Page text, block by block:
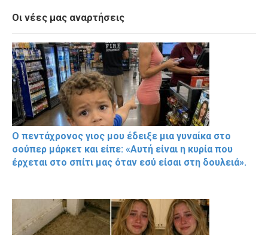
Οι νέες μας αναρτήσεις
Ο πεντάχρονος γιος μου έδειξε μια γυναίκα στο
σούπερ μάρκετ και είπε: «Αυτή είναι η κυρία που
έρχεται στο σπίτι μας όταν εσύ είσαι στη δουλειά».